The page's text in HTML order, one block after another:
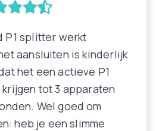
P1 splitter werkt
aansluiten is kinderlijk
het een actieve P1
tot 3 apparaten
Wel goed om
heb je een slimme